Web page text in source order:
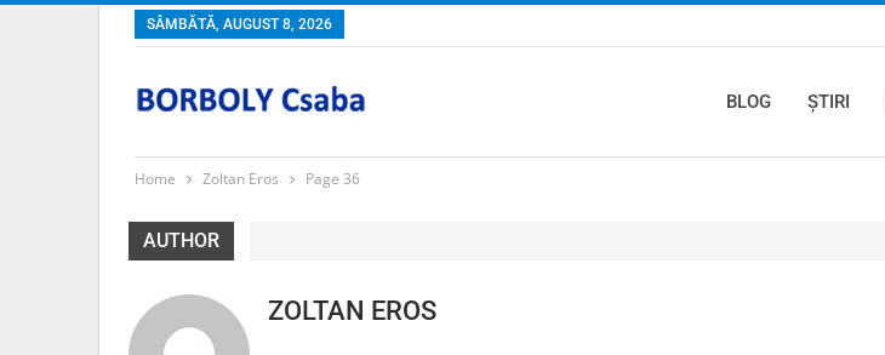
SÂMBĂTĂ, AUGUST 8, 2026
BLOG ȘTIRI
Home Zoltan Eros Page 36
AUTHOR
ZOLTAN EROS